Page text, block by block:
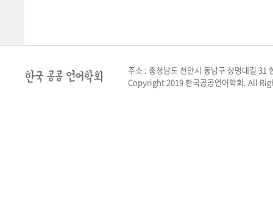
주소 : 충청남도 천안시 동남구 상명대길
Copyright 2019 한국공공언어학회. All